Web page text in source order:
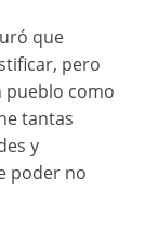
que
pero
pueblo como
tantas
y
poder no